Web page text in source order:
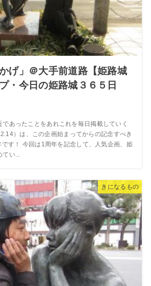
げ」＠大手前道路【姫路城
・今日の姫路城３６５日
あったことをあれこれを毎日掲載していく
）は、この企画始まってからの記念すべき
です！ 今回は1周年を記念して、人気企画、姫
い...
きになるもの